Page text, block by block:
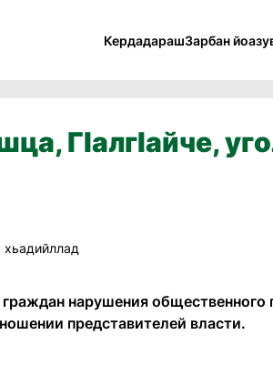
КердадарашЗарбан
ГIалгIайче,
нарушения общественного
представителей власти.